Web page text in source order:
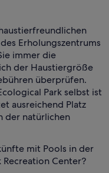
Erholungszentrums
immer die
der Haustiergröße
überprüfen.
Park selbst ist
ausreichend Platz
der natürlichen
mit Pools in der
Recreation Center?